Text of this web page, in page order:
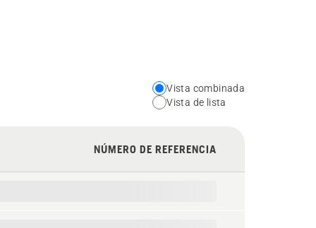
Choose
your
view
type
Vista combinada
Vista de lista
NÚMERO DE REFERENCIA